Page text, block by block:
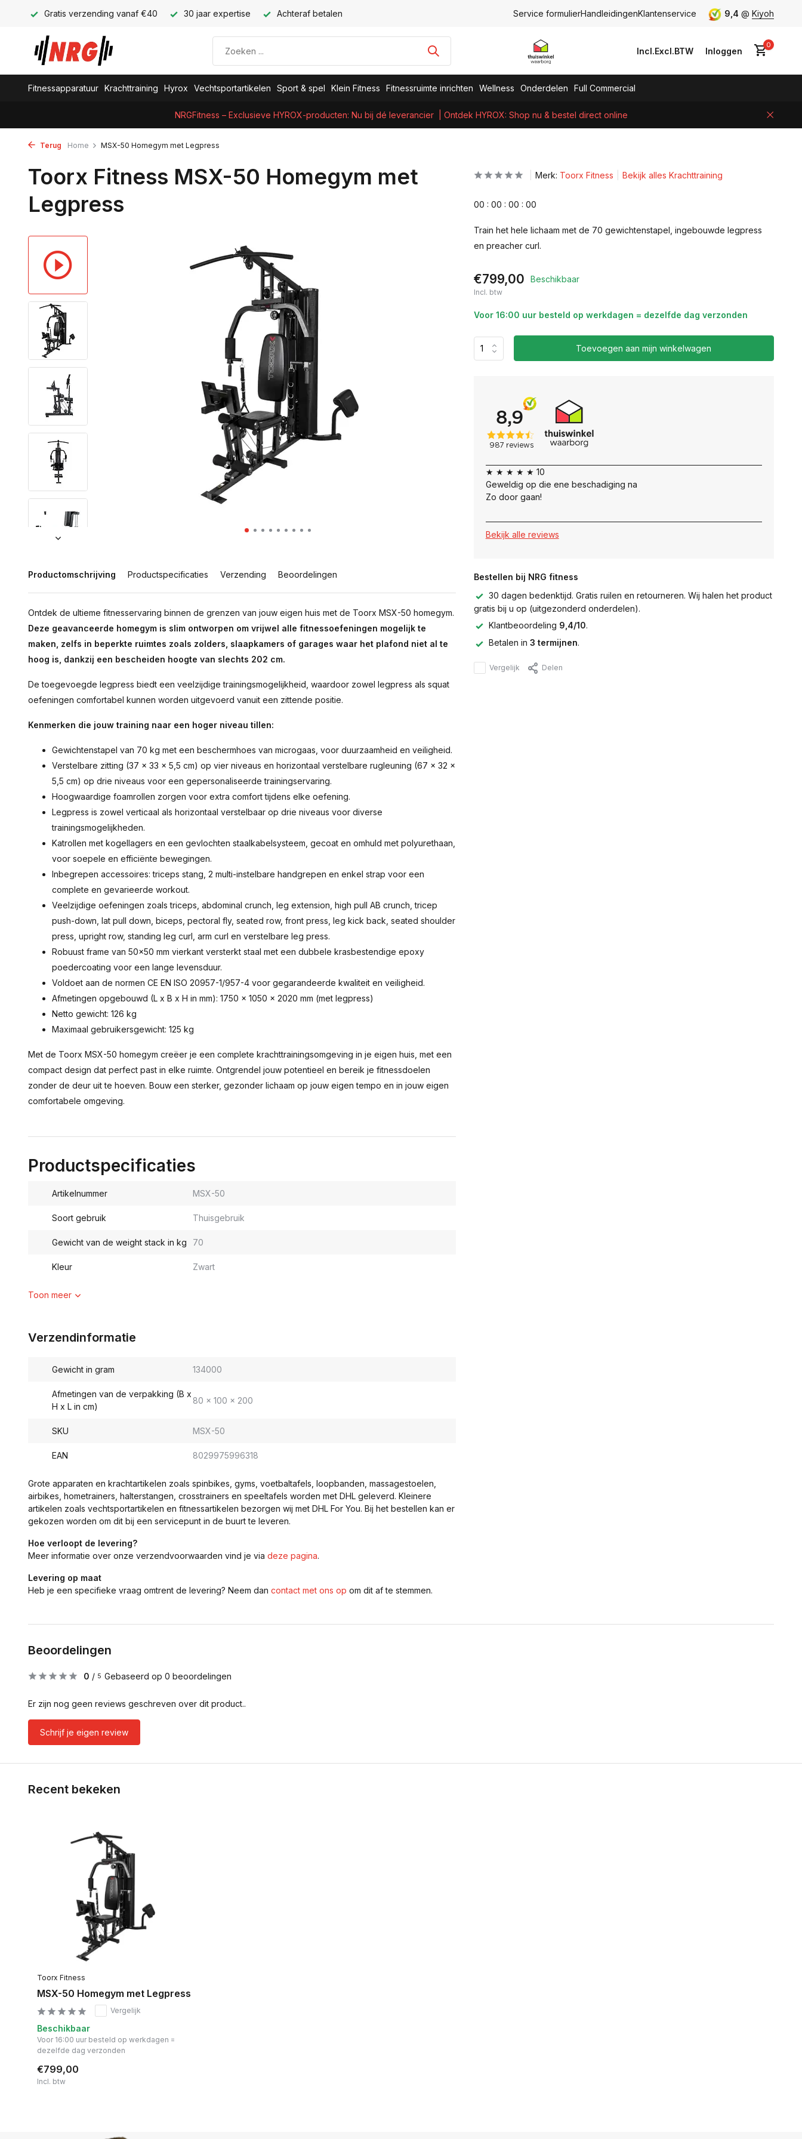
Gratis verzending vanaf €40 30 jaar expertise Achteraf betalen Service formulierHandleidingenKlantenservice 9,4 @ Kiyoh
Incl.Excl.BTW Inloggen
0
Fitnessapparatuur Krachttraining Hyrox Vechtsportartikelen Sport & spel Klein Fitness Fitnessruimte inrichten Wellness Onderdelen Full Commercial
NRGFitness – Exclusieve HYROX-producten: Nu bij dé leverancier | Ontdek HYROX: Shop nu & bestel direct online
Terug Home MSX-50 Homegym met Legpress
Toorx Fitness MSX-50 Homegym met
Legpress
Productomschrijving Productspecificaties Verzending Beoordelingen
Ontdek de ultieme fitnesservaring binnen de grenzen van jouw eigen huis met de Toorx MSX-50 homegym.
Deze geavanceerde homegym is slim ontworpen om vrijwel alle fitnessoefeningen mogelijk te
maken, zelfs in beperkte ruimtes zoals zolders, slaapkamers of garages waar het plafond niet al te
hoog is, dankzij een bescheiden hoogte van slechts 202 cm.
De toegevoegde legpress biedt een veelzijdige trainingsmogelijkheid, waardoor zowel legpress als squat
oefeningen comfortabel kunnen worden uitgevoerd vanuit een zittende positie.
Kenmerken die jouw training naar een hoger niveau tillen:
Gewichtenstapel van 70 kg met een beschermhoes van microgaas, voor duurzaamheid en veiligheid.
Verstelbare zitting (37 x 33 x 5,5 cm) op vier niveaus en horizontaal verstelbare rugleuning (67 x 32 x
5,5 cm) op drie niveaus voor een gepersonaliseerde trainingservaring.
Hoogwaardige foamrollen zorgen voor extra comfort tijdens elke oefening.
Legpress is zowel verticaal als horizontaal verstelbaar op drie niveaus voor diverse
trainingsmogelijkheden.
Katrollen met kogellagers en een gevlochten staalkabelsysteem, gecoat en omhuld met polyurethaan,
voor soepele en efficiënte bewegingen.
Inbegrepen accessoires: triceps stang, 2 multi-instelbare handgrepen en enkel strap voor een
complete en gevarieerde workout.
Veelzijdige oefeningen zoals triceps, abdominal crunch, leg extension, high pull AB crunch, tricep
push-down, lat pull down, biceps, pectoral fly, seated row, front press, leg kick back, seated shoulder
press, upright row, standing leg curl, arm curl en verstelbare leg press.
Robuust frame van 50x50 mm vierkant versterkt staal met een dubbele krasbestendige epoxy
poedercoating voor een lange levensduur.
Voldoet aan de normen CE EN ISO 20957-1/957-4 voor gegarandeerde kwaliteit en veiligheid.
Afmetingen opgebouwd (L x B x H in mm): 1750 x 1050 x 2020 mm (met legpress)
Netto gewicht: 126 kg
Maximaal gebruikersgewicht: 125 kg
Met de Toorx MSX-50 homegym creëer je een complete krachttrainingsomgeving in je eigen huis, met een
compact design dat perfect past in elke ruimte. Ontgrendel jouw potentieel en bereik je fitnessdoelen
zonder de deur uit te hoeven. Bouw een sterker, gezonder lichaam op jouw eigen tempo en in jouw eigen
comfortabele omgeving.
Productspecificaties
Artikelnummer MSX-50
Soort gebruik Thuisgebruik
Gewicht van de weight stack in kg 70
Kleur Zwart
Toon meer
Verzendinformatie
Gewicht in gram 134000
Afmetingen van de verpakking (B x
H x L in cm)
80 x 100 x 200
SKU MSX-50
EAN 8029975996318
Grote apparaten en krachtartikelen zoals spinbikes, gyms, voetbaltafels, loopbanden, massagestoelen,
airbikes, hometrainers, halterstangen, crosstrainers en speeltafels worden met DHL geleverd. Kleinere
artikelen zoals vechtsportartikelen en fitnessartikelen bezorgen wij met DHL For You. Bij het bestellen kan er
gekozen worden om dit bij een servicepunt in de buurt te leveren.
Hoe verloopt de levering?
Meer informatie over onze verzendvoorwaarden vind je via deze pagina.
Levering op maat
Heb je een specifieke vraag omtrent de levering? Neem dan contact met ons op om dit af te stemmen.
Merk: Toorx Fitness Bekijk alles Krachttraining
00 : 00 : 00 : 00
Train het hele lichaam met de 70 gewichtenstapel, ingebouwde legpress
en preacher curl.
€799,00 Beschikbaar
Incl. btw
Voor 16:00 uur besteld op werkdagen = dezelfde dag verzonden
Toevoegen aan mijn winkelwagen
★ ★ ★ ★ ★ 10
Geweldig op die ene beschadiging na
Zo door gaan!
Bekijk alle reviews
Bestellen bij NRG fitness
30 dagen bedenktijd. Gratis ruilen en retourneren. Wij halen het product
gratis bij u op (uitgezonderd onderdelen).
Klantbeoordeling 9,4/10.
Betalen in 3 termijnen.
Vergelijk Delen
Beoordelingen
0 / 5 Gebaseerd op 0 beoordelingen
Er zijn nog geen reviews geschreven over dit product..
Schrijf je eigen review
Recent bekeken
Toorx Fitness
MSX-50 Homegym met Legpress
Vergelijk
Beschikbaar
Voor 16:00 uur besteld op werkdagen =
dezelfde dag verzonden
€799,00
Incl. btw